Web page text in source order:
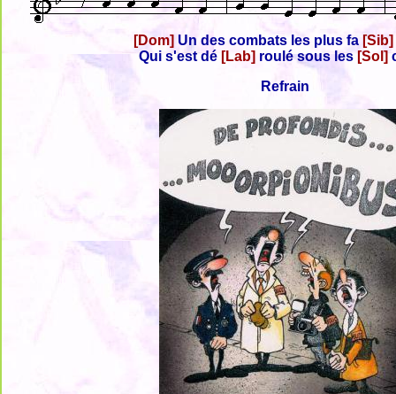
[Dom] Un des combats les plus fa [Sib]
Qui s'est dé [Lab] roulé sous les [Sol]
Refrain